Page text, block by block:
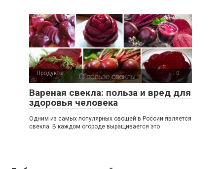
Продукты 0
Вареная свекла: польза и вред для
здоровья человека
Одним из самых популярных овощей в России является
свекла. В каждом огороде выращивается это